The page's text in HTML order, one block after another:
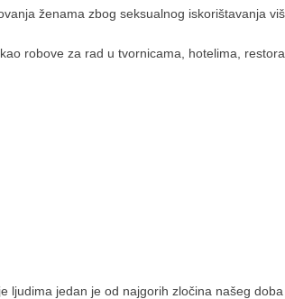
ženama zbog seksualnog iskorištavanja
robove za rad u tvornicama, hotelima,
ljudima jedan je od najgorih zločina našeg